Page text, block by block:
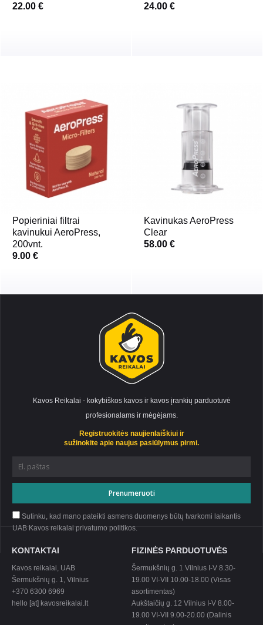
22.00 €
24.00 €
Popieriniai filtrai
kavinukui AeroPress,
200vnt.
9.00 €
Kavinukas AeroPress
Clear
58.00 €
KONTAKTAI
Kavos reikalai, UAB
Šermukšnių g. 1, Vilnius
+370 6300 6969
hello [at] kavosreikalai.lt
FIZINĖS PARDUOTUVĖS
Šermukšnių g. 1 Vilnius I-V 8.30-
19.00 VI-VII 10.00-18.00 (Visas
asortimentas)
Aukštaičių g. 12 Vilnius I-V 8.00-
19.00 VI-VII 9.00-20.00 (Dalinis
Kavos Reikalai - kokybiškos kavos ir kavos įrankių parduotuvė
profesionalams ir mėgėjams.
Registruokitės naujienlaiškiui ir
sužinokite apie naujus pasiūlymus pirmi.
Sutinku, kad mano pateikti asmens duomenys būtų tvarkomi laikantis
UAB Kavos reikalai privatumo politikos.